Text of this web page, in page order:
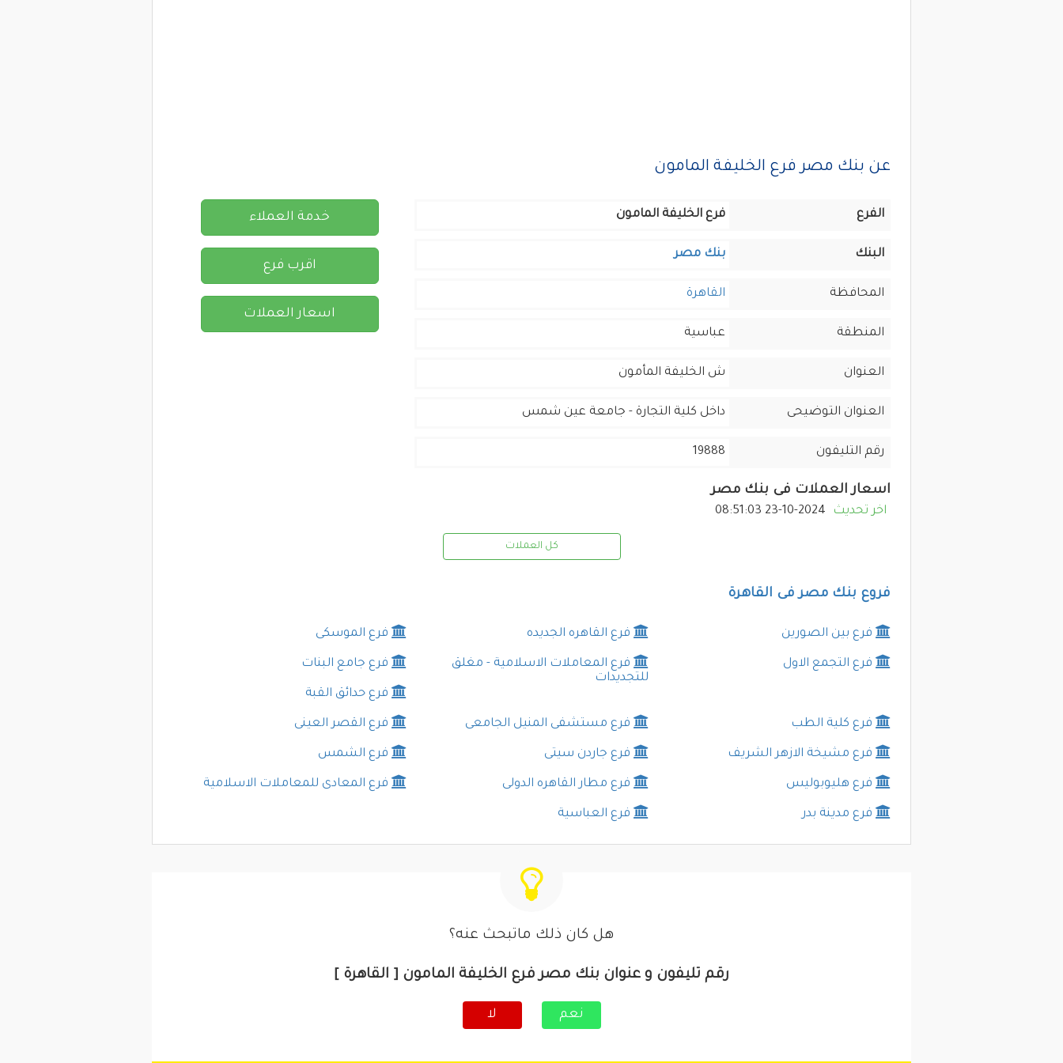
عن بنك مصر فرع الخليفة المامون
الفرع فرع الخليفة المامون
البنك بنك مصر
المحافظة القاهرة
المنطقة عباسية
العنوان ش الخليفة المأمون
العنوان التوضيحى داخل كلية التجارة - جامعة عين شمس
رقم التليفون 19888
خدمة العملاء
اقرب فرع
اسعار العملات
اسعار العملات فى بنك مصر
اخر تحديث 2024-10-23 08:51:03
كل العملات
فروع بنك مصر فى القاهرة
فرع بين الصورين فرع القاهره الجديده فرع الموسكى
فرع التجمع الاول
فرع المعاملات الاسلامية - مغلق
للتجديدات
فرع جامع البنات
فرع حدائق القبة
فرع كلية الطب فرع مستشفى المنيل الجامعى فرع القصر العينى
فرع مشيخة الازهر الشريف فرع جاردن سيتى فرع الشمس
فرع هليوبوليس فرع مطار القاهره الدولى فرع المعادى للمعاملات الاسلامية
فرع مدينة بدر فرع العباسية
هل كان ذلك ماتبحث عنه؟
رقم تليفون و عنوان بنك مصر فرع الخليفة المامون [ القاهرة ]
نعم لا